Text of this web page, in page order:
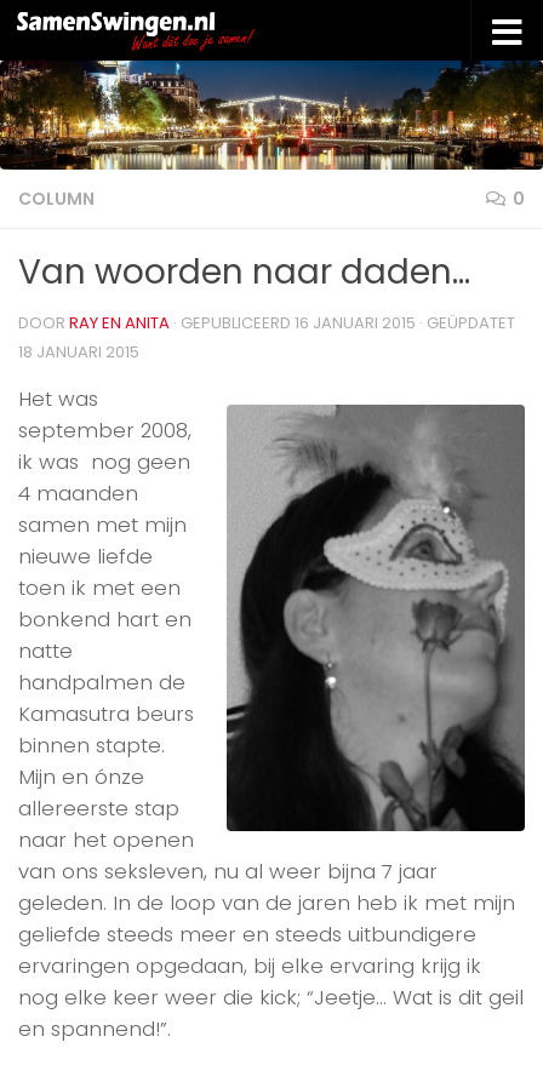
Doorgaan naar inhoud
COLUMN 0
Van woorden naar daden…
DOOR RAY EN ANITA · GEPUBLICEERD 16 JANUARI 2015 · GEÜPDATET
18 JANUARI 2015
Het was
september 2008,
ik was nog geen
4 maanden
samen met mijn
nieuwe liefde
toen ik met een
bonkend hart en
natte
handpalmen de
Kamasutra beurs
binnen stapte.
Mijn en ónze
allereerste stap
naar het openen
van ons seksleven, nu al weer bijna 7 jaar
geleden. In de loop van de jaren heb ik met mijn
geliefde steeds meer en steeds uitbundigere
ervaringen opgedaan, bij elke ervaring krijg ik
nog elke keer weer die kick; “Jeetje… Wat is dit geil
en spannend!”.